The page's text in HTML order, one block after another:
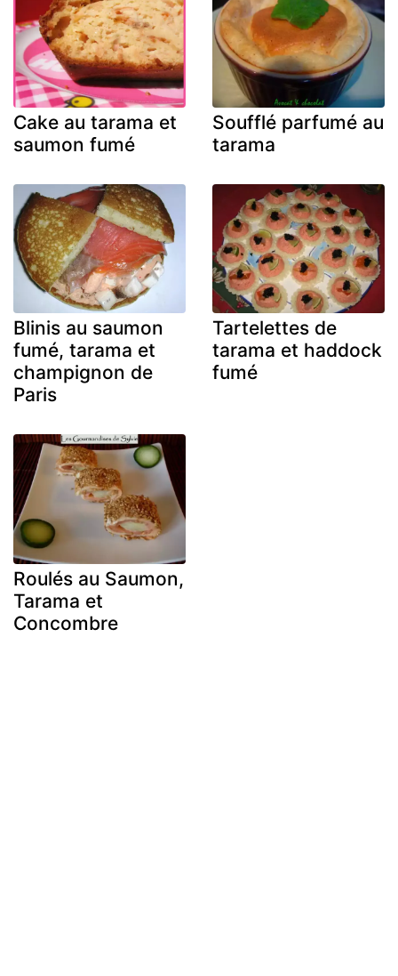
Cake au tarama et
saumon fumé
Soufflé parfumé au
tarama
Blinis au saumon
fumé, tarama et
champignon de
Paris
Tartelettes de
tarama et haddock
fumé
Roulés au Saumon,
Tarama et
Concombre